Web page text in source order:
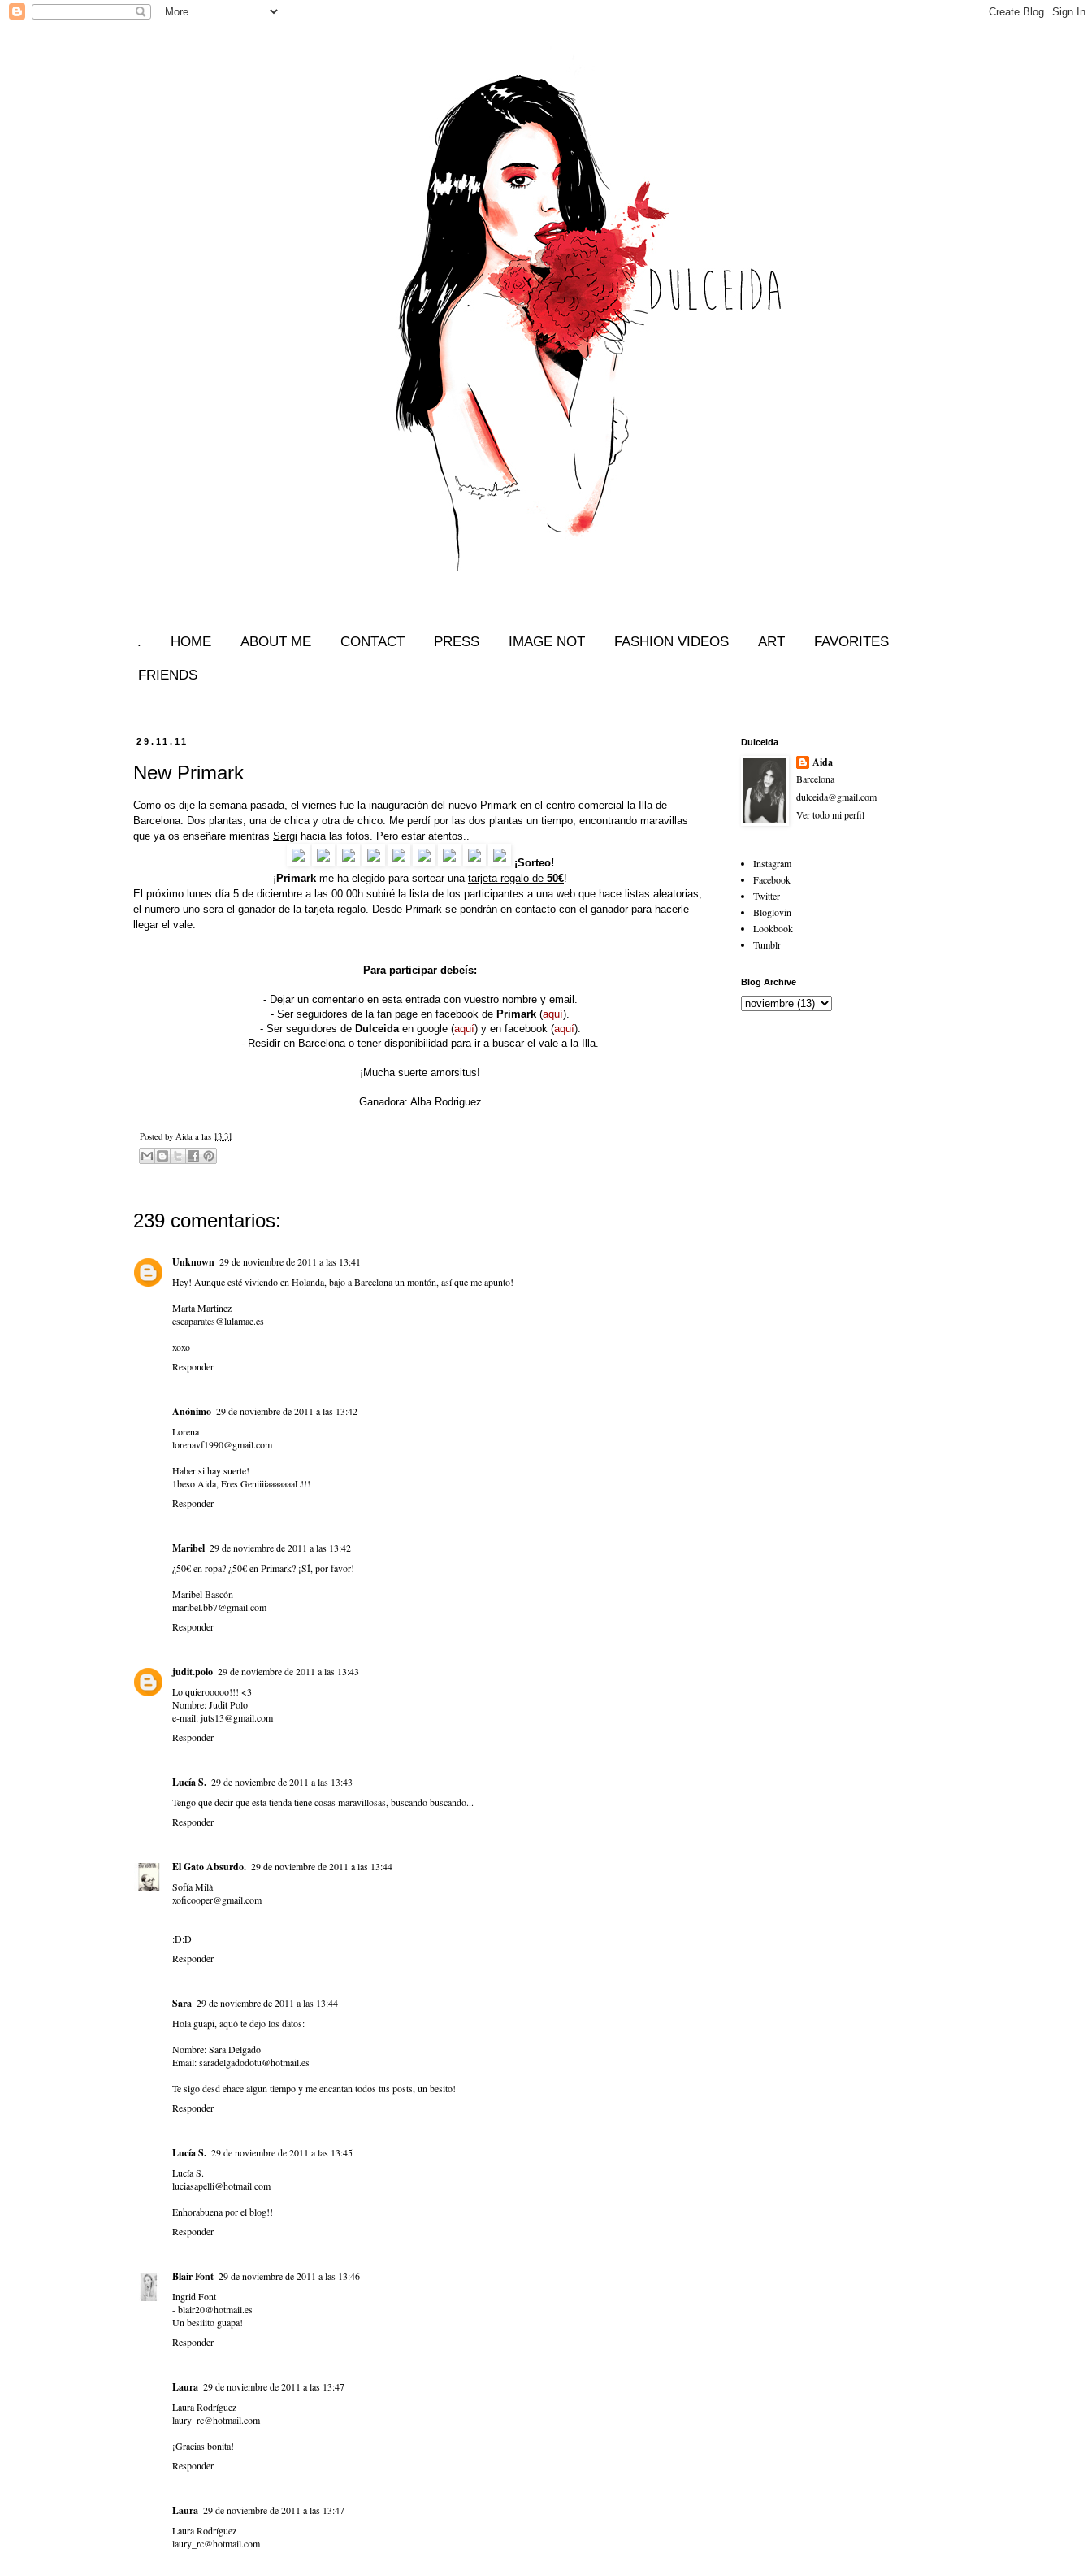
. HOME ABOUT ME CONTACT PRESS IMAGE NOT FASHION VIDEOS ART FAVORITES
FRIENDS
29.11.11
New Primark
Como os dije la semana pasada, el viernes fue la inauguración del nuevo Primark en el centro comercial la Illa de
Barcelona. Dos plantas, una de chica y otra de chico. Me perdí por las dos plantas un tiempo, encontrando maravillas
que ya os enseñare mientras Sergi hacia las fotos. Pero estar atentos..
¡Sorteo!
¡ Primark me ha elegido para sortear una tarjeta regalo de 50€!
El próximo lunes día 5 de diciembre a las 00.00h subiré la lista de los participantes a una web que hace listas aleatorias,
el numero uno sera el ganador de la tarjeta regalo. Desde Primark se pondrán en contacto con el ganador para hacerle
llegar el vale.
Para participar debeís:
- Dejar un comentario en esta entrada con vuestro nombre y email.
- Ser seguidores de la fan page en facebook de Primark (aquí).
- Ser seguidores de Dulceidaen google (aquí)y en facebook (aquí).
- Residir en Barcelona o tener disponibilidad para ir a buscar el vale a la Illa.
¡Mucha suerte amorsitus!
Ganadora: Alba Rodriguez
Posted by Aida a las 13:31
239 comentarios:
Unknown 29 de noviembre de 2011 a las 13:41
Hey! Aunque esté viviendo en Holanda, bajo a Barcelona un montón, así que me apunto!
Marta Martinez
escaparates@lulamae.es
xoxo
Responder
Anónimo 29 de noviembre de 2011 a las 13:42
Lorena
lorenavf1990@gmail.com
Haber si hay suerte!
1beso Aida, Eres GeniiiiaaaaaaaL!!!
Responder
Maribel 29 de noviembre de 2011 a las 13:42
¿50€ en ropa? ¿50€ en Primark? ¡SÍ, por favor!
Maribel Bascón
maribel.bb7@gmail.com
Responder
judit.polo 29 de noviembre de 2011 a las 13:43
Lo quierooooo!!! <3
Nombre: Judit Polo
e-mail: juts13@gmail.com
Responder
Lucía S. 29 de noviembre de 2011 a las 13:43
Tengo que decir que esta tienda tiene cosas maravillosas, buscando buscando...
Responder
El Gato Absurdo. 29 de noviembre de 2011 a las 13:44
Sofía Milà
xoficooper@gmail.com
:D:D
Responder
Sara 29 de noviembre de 2011 a las 13:44
Hola guapi, aquó te dejo los datos:
Nombre: Sara Delgado
Email: saradelgadodotu@hotmail.es
Te sigo desd ehace algun tiempo y me encantan todos tus posts, un besito!
Responder
Lucía S. 29 de noviembre de 2011 a las 13:45
Lucía S.
luciasapelli@hotmail.com
Enhorabuena por el blog!!
Responder
Blair Font 29 de noviembre de 2011 a las 13:46
Ingrid Font
- blair20@hotmail.es
Un besiiito guapa!
Responder
Laura 29 de noviembre de 2011 a las 13:47
Laura Rodríguez
laury_rc@hotmail.com
¡Gracias bonita!
Responder
Laura 29 de noviembre de 2011 a las 13:47
Laura Rodríguez
laury_rc@hotmail.com
Dulceida
Aida
Barcelona
dulceida@gmail.com
Ver todo mi perfil
Instagram
Facebook
Twitter
Bloglovin
Lookbook
Tumblr
Blog Archive